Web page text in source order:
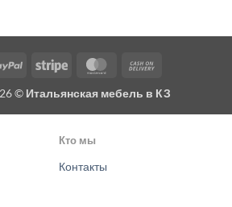
PayPal Stripe MasterCard
Delivery
© Итальянская мебель в КЗ
Кто мы
Контакты